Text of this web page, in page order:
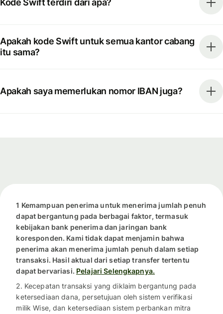
Kode Swift terdiri dari apa?
Apakah kode Swift untuk semua kantor cabang
itu sama?
Apakah saya memerlukan nomor IBAN juga?
1 Kemampuan penerima untuk menerima jumlah penuh
dapat bergantung pada berbagai faktor, termasuk
kebijakan bank penerima dan jaringan bank
koresponden. Kami tidak dapat menjamin bahwa
penerima akan menerima jumlah penuh dalam setiap
transaksi. Hasil aktual dari setiap transfer tertentu
dapat bervariasi. Pelajari Selengkapnya.
2. Kecepatan transaksi yang diklaim bergantung pada
ketersediaan dana, persetujuan oleh sistem verifikasi
milik Wise, dan ketersediaan sistem perbankan mitra